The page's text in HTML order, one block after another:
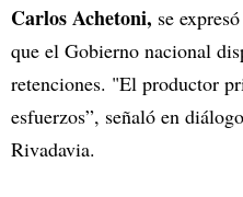
Carlos Achetoni, se
que el Gobierno nacional
retenciones. "El productor
esfuerzos”, señaló en
Rivadavia.